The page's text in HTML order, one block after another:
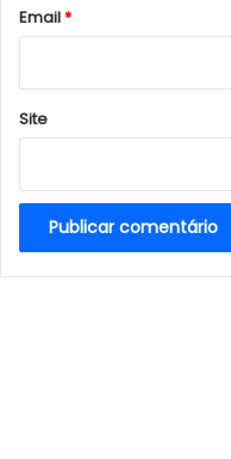
*
Email*
Site